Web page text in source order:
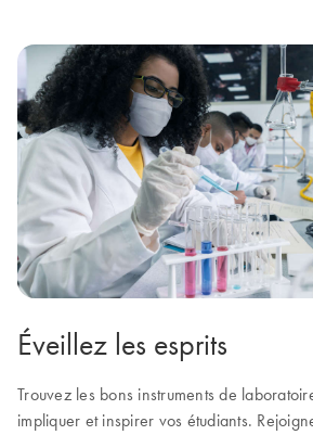
Éveillez les esprits
Trouvez les bons instruments de
impliquer et inspirer vos étudiants.